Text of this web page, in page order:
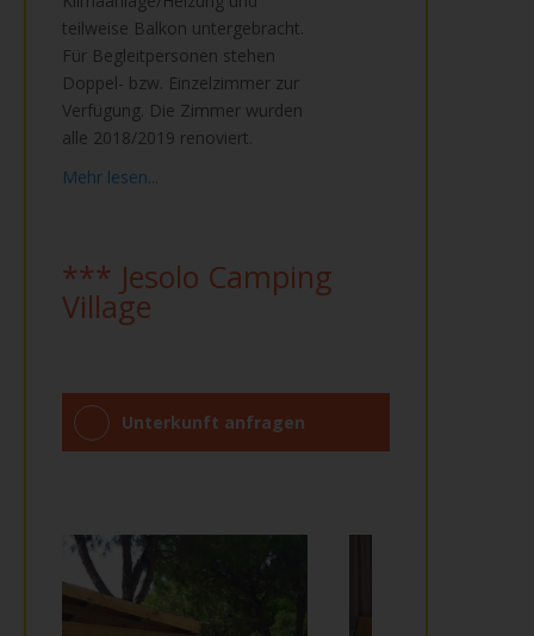
teilweise Balkon untergebracht.
Für Begleitpersonen stehen
Doppel- bzw. Einzelzimmer zur
Verfügung. Die Zimmer wurden
alle 2018/2019 renoviert.
Mehr lesen...
*** Jesolo Camping
Village
Unterkunft anfragen